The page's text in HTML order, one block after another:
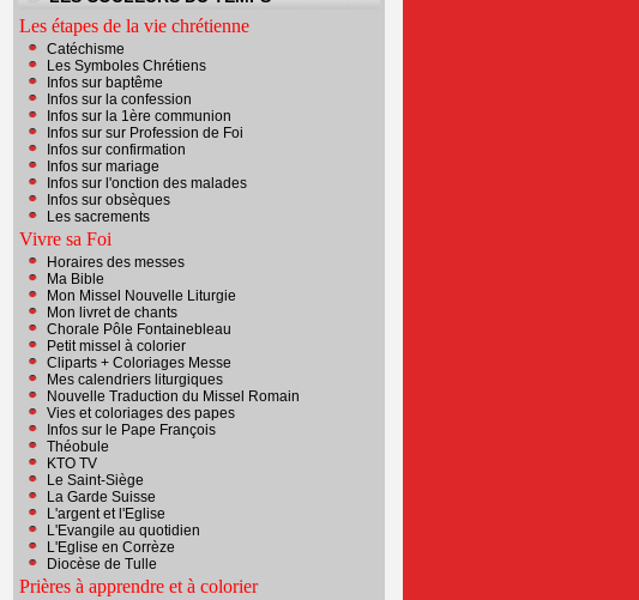
Les étapes de la vie chrétienne
Catéchisme
Les Symboles Chrétiens
Infos sur baptême
Infos sur la confession
Infos sur la 1ère communion
Infos sur sur Profession de Foi
Infos sur confirmation
Infos sur mariage
Infos sur l'onction des malades
Infos sur obsèques
Les sacrements
Vivre sa Foi
Horaires des messes
Ma Bible
Mon Missel Nouvelle Liturgie
Mon livret de chants
Chorale Pôle Fontainebleau
Petit missel à colorier
Cliparts + Coloriages Messe
Mes calendriers liturgiques
Nouvelle Traduction du Missel Romain
Vies et coloriages des papes
Infos sur le Pape François
Théobule
KTO TV
Le Saint-Siège
La Garde Suisse
L'argent et l'Eglise
L'Evangile au quotidien
L'Eglise en Corrèze
Diocèse de Tulle
Prières à apprendre et à colorier